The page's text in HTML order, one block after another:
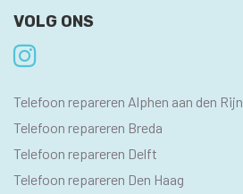
VOLG ONS
SEO
PAGINA'S
Telefoon repareren Alphen aan den Rijn
Telefoon repareren Breda
Telefoon repareren Delft
Telefoon repareren Den Haag